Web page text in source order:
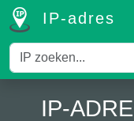
IP-adres
IP-